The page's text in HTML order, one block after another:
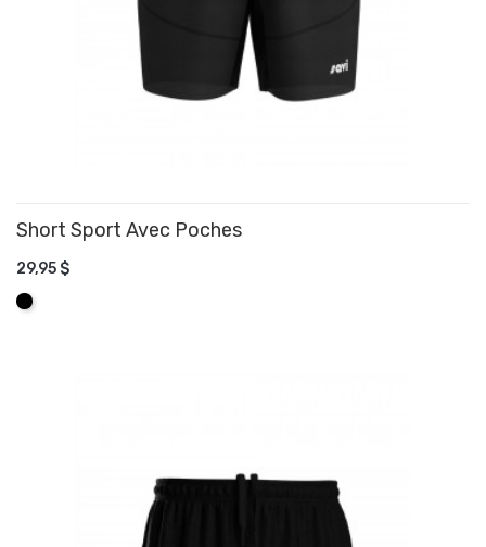
Short Sport Avec Poches
29,95 $
Noir